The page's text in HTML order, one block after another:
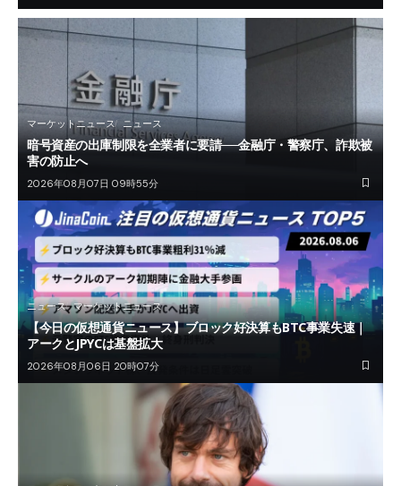
マーケットニュース ニュース
暗号資産の出庫制限を全業者に要請──金融庁・警察庁、詐欺被
害の防止へ
2026年08月07日 09時55分
ニュース マーケットニュース
【今日の仮想通貨ニュース】ブロック好決算もBTC事業失速｜
アークとJPYCは基盤拡大
2026年08月06日 20時07分